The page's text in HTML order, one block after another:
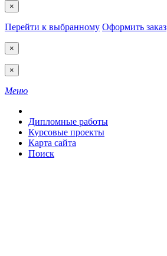
×
Перейти к выбранному Оформить заказ
×
×
Меню
Дипломные работы
Курсовые проекты
Карта сайта
Поиск